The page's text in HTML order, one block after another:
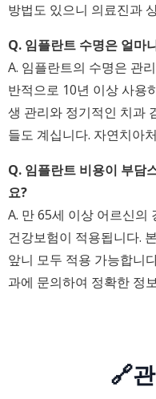
방법도 있으니 의료진과
Q. 임플란트 수명은 얼마
A. 임플란트의 수명은 관
반적으로 10년 이상 사용
생 관리와 정기적인 치과
들도 계십니다. 자연치아
Q. 임플란트 비용이 부담
요?
A. 만 65세 이상 어르신의
건강보험이 적용됩니다.
앞니 모두 적용 가능합니
과에 문의하여 정확한 정
🔗